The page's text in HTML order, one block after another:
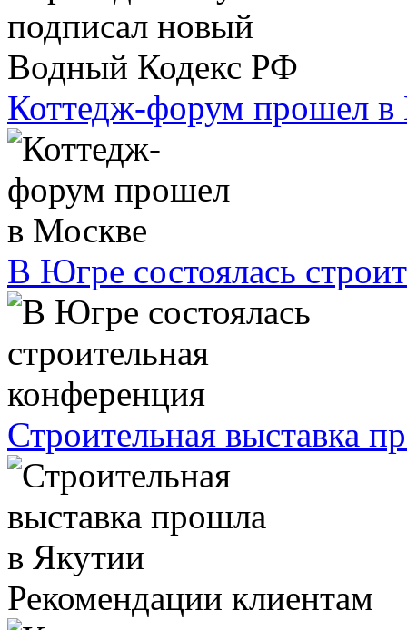
Коттедж-форум прошел в
В Югре состоялась
Строительная выставка
Рекомендации клиентам